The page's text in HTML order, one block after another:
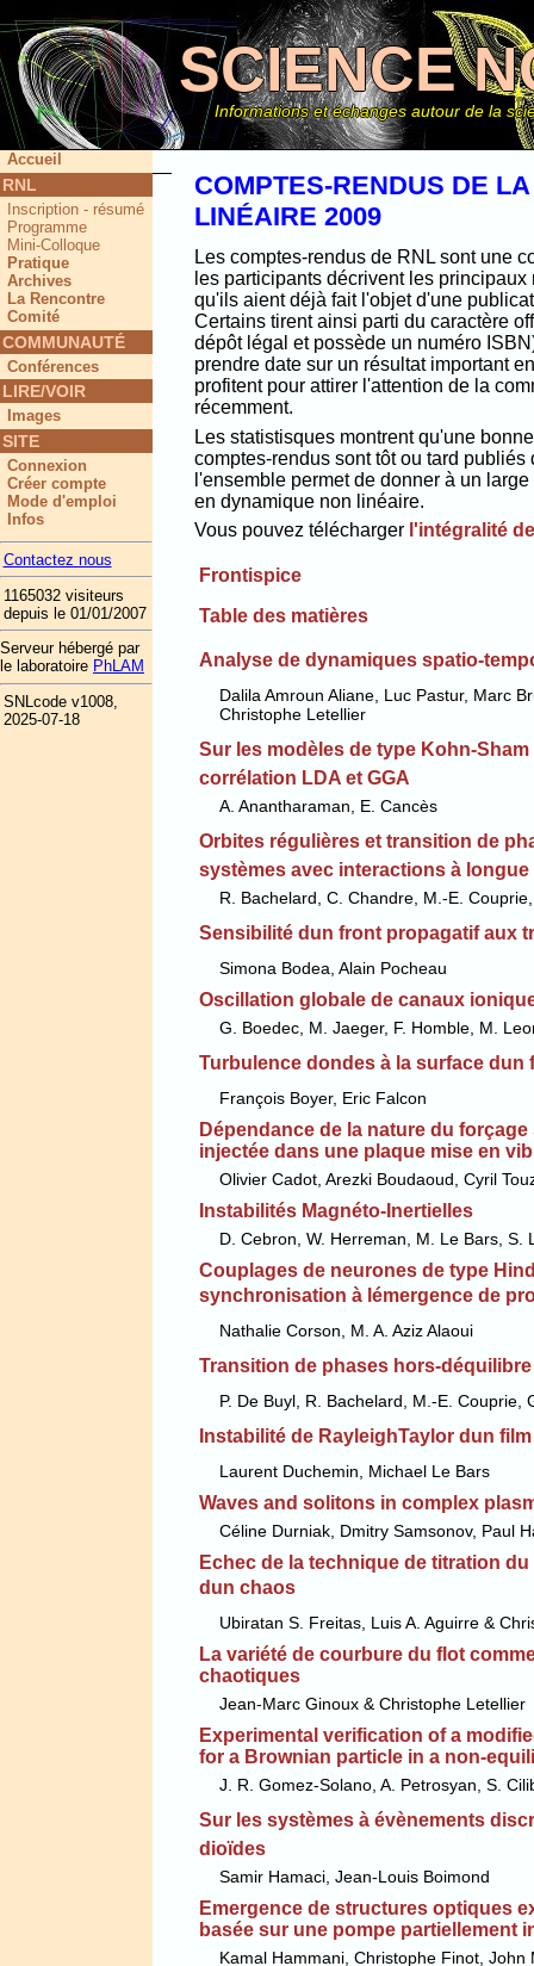
SCIENCE
Informations et échanges autour de la
COMPTES-RENDUS DE
LINÉAIRE 2009
Les comptes-rendus de RNL sont une
les participants décrivent les
qu'ils aient déjà fait l'objet d'une
Certains tirent ainsi parti du caractère
dépôt légal et possède un numéro
prendre date sur un résultat important
profitent pour attirer l'attention de la
récemment.
Les statistisques montrent qu'une
comptes-rendus sont tôt ou tard
l'ensemble permet de donner à un
en dynamique non linéaire.
Vous pouvez télécharger l'intégralité
Frontispice
Table des matières
Analyse de dynamiques spatio-
Dalila Amroun Aliane, Luc Pastur, Marc
Christophe Letellier
Sur les modèles de type Kohn-
corrélation LDA et GGA
A. Anantharaman, E. Cancès
Orbites régulières et transition de
systèmes avec interactions à longue
R. Bachelard, C. Chandre, M.-E.
Sensibilité dun front propagatif aux
Simona Bodea, Alain Pocheau
Oscillation globale de canaux
G. Boedec, M. Jaeger, F. Homble, M.
Turbulence dondes à la surface
François Boyer, Eric Falcon
Dépendance de la nature du
injectée dans une plaque mise en
Olivier Cadot, Arezki Boudaoud, Cyril
Instabilités Magnéto-Inertielles
D. Cebron, W. Herreman, M. Le Bars, S.
Couplages de neurones de type
synchronisation à lémergence de
Nathalie Corson, M. A. Aziz Alaoui
Transition de phases hors-
P. De Buyl, R. Bachelard, M.-E. Couprie,
Instabilité de RayleighTaylor dun
Laurent Duchemin, Michael Le Bars
Waves and solitons in complex
Céline Durniak, Dmitry Samsonov, Paul
Echec de la technique de titration
dun chaos
Ubiratan S. Freitas, Luis A. Aguirre &
La variété de courbure du flot
chaotiques
Jean-Marc Ginoux & Christophe Letellier
Experimental verification of a
for a Brownian particle in a non-
J. R. Gomez-Solano, A. Petrosyan, S.
Sur les systèmes à évènements
dioïdes
Samir Hamaci, Jean-Louis Boimond
Emergence de structures optiques
basée sur une pompe partiellement
Kamal Hammani, Christophe Finot, John
Accueil
RNL
Inscription - résumé
Programme
Mini-Colloque
Pratique
Archives
La Rencontre
Comité
COMMUNAUTÉ
Conférences
LIRE/VOIR
Images
SITE
Connexion
Créer compte
Mode d'emploi
Infos
Contactez nous
1165032 visiteurs
depuis le 01/01/2007
Serveur hébergé par
le laboratoire PhLAM
SNLcode v1008,
2025-07-18
Ce site